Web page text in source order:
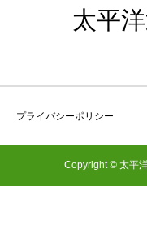
太平
プライバシーポリシー
Copyright © 太平